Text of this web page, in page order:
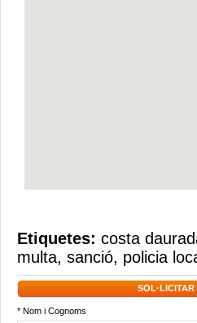
Etiquetes: costa
multa, sanció, policia
* Nom i Cognoms